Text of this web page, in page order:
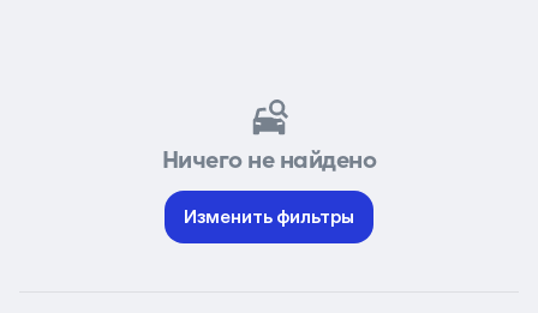
Ничего не найдено
Изменить фильтры